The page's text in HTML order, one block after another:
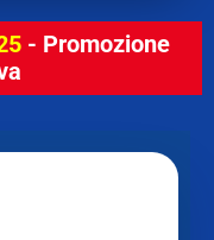
- Promozione